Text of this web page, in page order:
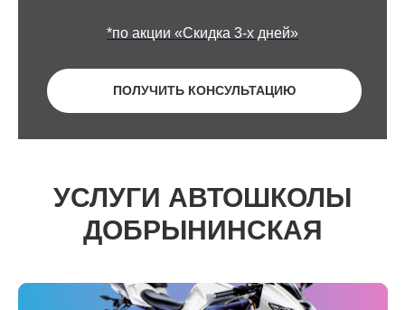
*по акции «Скидка 3-х дней»
ПОЛУЧИТЬ КОНСУЛЬТАЦИЮ
УСЛУГИ АВТОШКОЛЫ
ДОБРЫНИНСКАЯ